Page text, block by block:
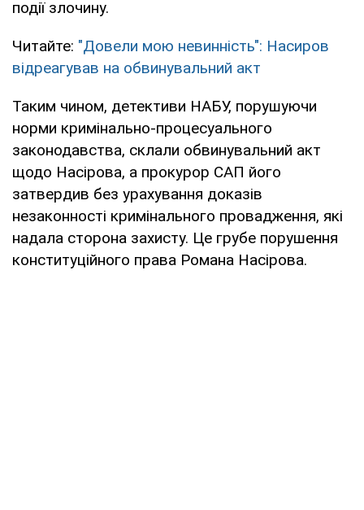
події злочину.
Читайте: "Довели мою невинність": Насиров
відреагував на обвинувальний акт
Таким чином, детективи НАБУ, порушуючи
норми кримінально-процесуального
законодавства, склали обвинувальний акт
щодо Насірова, а прокурор САП його
затвердив без урахування доказів
незаконності кримінального провадження, які
надала сторона захисту. Це грубе порушення
конституційного права Романа Насірова.